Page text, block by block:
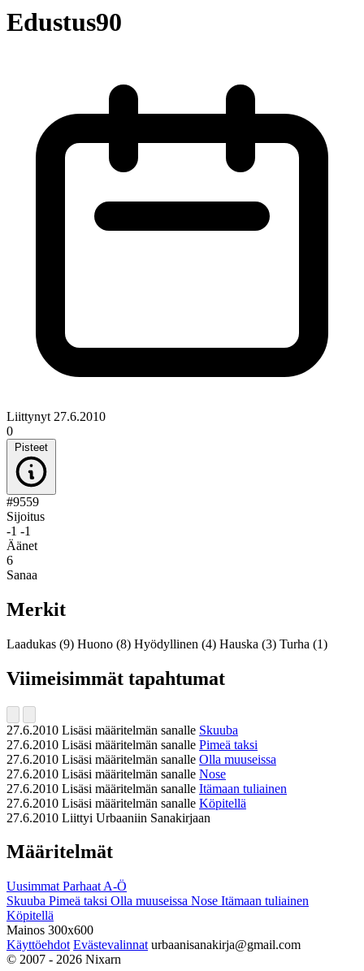
Edustus90
Liittynyt 27.6.2010
0
Pisteet
#9559
Sijoitus
-1 -1
Äänet
6
Sanaa
Merkit
Laadukas (9) Huono (8) Hyödyllinen (4) Hauska (3) Turha (1)
Viimeisimmät tapahtumat
27.6.2010 Lisäsi määritelmän sanalle Skuuba
27.6.2010 Lisäsi määritelmän sanalle Pimeä taksi
27.6.2010 Lisäsi määritelmän sanalle Olla muuseissa
27.6.2010 Lisäsi määritelmän sanalle Nose
27.6.2010 Lisäsi määritelmän sanalle Itämaan tuliainen
27.6.2010 Lisäsi määritelmän sanalle Köpitellä
27.6.2010 Liittyi Urbaaniin Sanakirjaan
Määritelmät
Uusimmat Parhaat A-Ö
Skuuba Pimeä taksi Olla muuseissa Nose Itämaan tuliainen
Köpitellä
Mainos 300x600
Käyttöehdot Evästevalinnat urbaanisanakirja@gmail.com
© 2007 - 2026 Nixarn